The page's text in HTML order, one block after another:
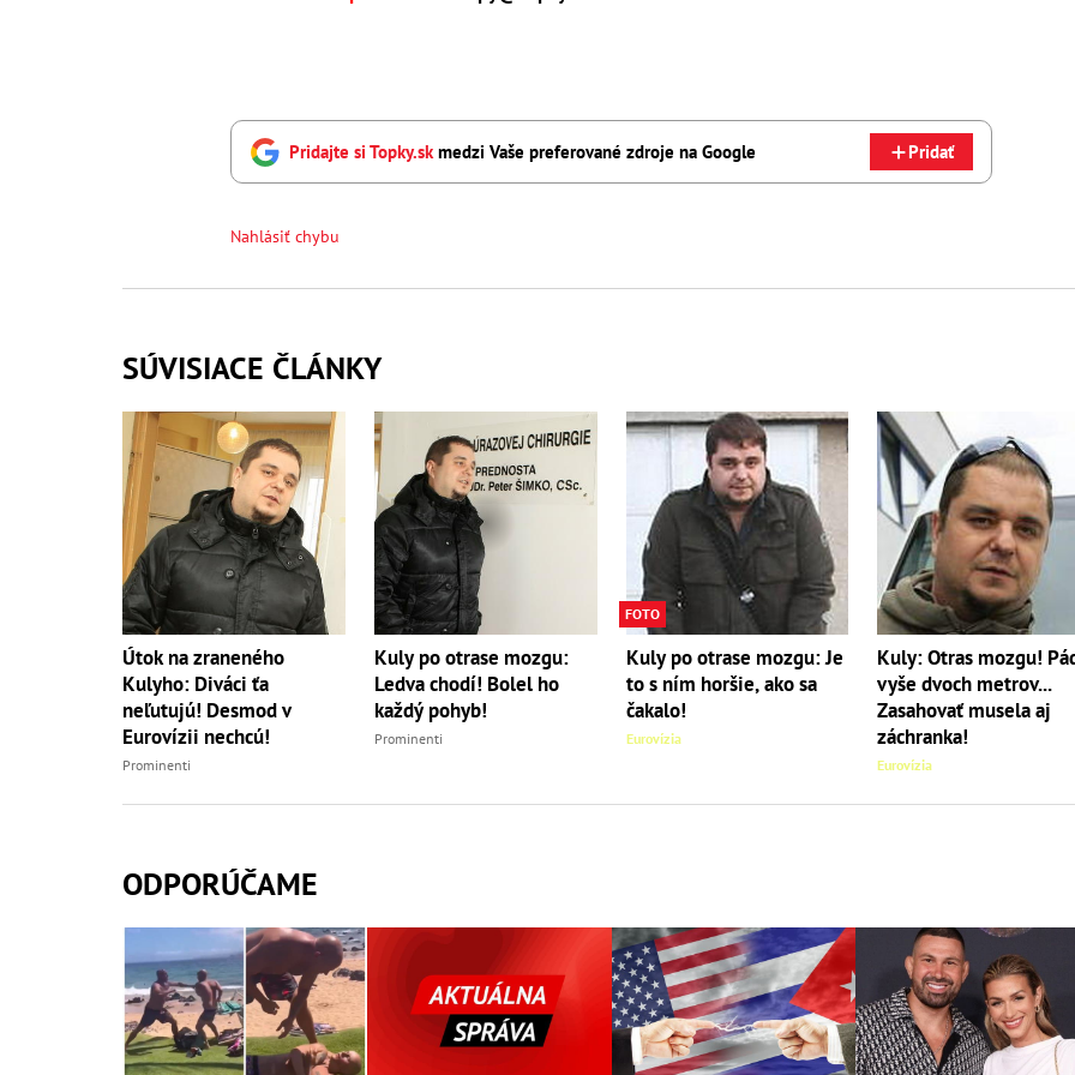
Pridajte si Topky.skmedzi Vaše preferované zdroje na Google Pridať
Nahlásiť chybu
SÚVISIACE ČLÁNKY
Útok na zraneného
Kulyho: Diváci ťa
neľutujú! Desmod v
Eurovízii nechcú!
Prominenti
Kuly po otrase mozgu:
Ledva chodí! Bolel ho
každý pohyb!
Prominenti
FOTO
Kuly po otrase mozgu: Je
to s ním horšie, ako sa
čakalo!
Eurovízia
Kuly: Otras mozgu!
vyše dvoch metrov...
Zasahovať musela aj
záchranka!
Eurovízia
ODPORÚČAME